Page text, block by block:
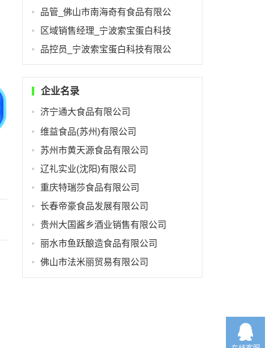
品管_佛山市南海奇有食品有限公
区域销售经理_宁波索宝蛋白科技
品控员_宁波索宝蛋白科技有限公
企业名录
济宁通大食品有限公司
维益食品(苏州)有限公司
苏州市黄天源食品有限公司
辽礼实业(沈阳)有限公司
重庆特瑞莎食品有限公司
长春帝豪食品发展有限公司
贵州大国酱乡酒业销售有限公司
丽水市鱼跃酿造食品有限公司
佛山市法米丽贸易有限公司